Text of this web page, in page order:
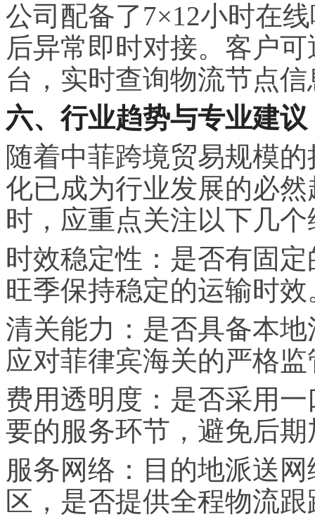
公司配备了7×12小时在
后异常即时对接。客户
台，实时查询物流节点
六、行业趋势与专业建议
随着中菲跨境贸易规模
化已成为行业发展的必
时，应重点关注以下几个
时效稳定性：是否有固
旺季保持稳定的运输时效
清关能力：是否具备本
应对菲律宾海关的严格监
费用透明度：是否采用
要的服务环节，避免后期
服务网络：目的地派送
区，是否提供全程物流跟